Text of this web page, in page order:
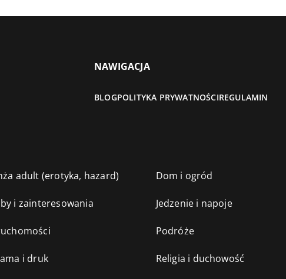
NAWIGACJA
BLOGPOLITYKA PRYWATNOŚCIREGULAMIN
adult (erotyka, hazard) Dom i ogród
i zainteresowania Jedzenie i napoje
Podróże
i druk Religia i duchowość